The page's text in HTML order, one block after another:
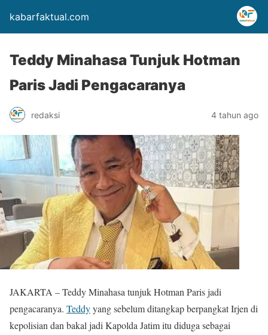
kabarfaktual.com
Teddy Minahasa Tunjuk Hotman
Paris Jadi Pengacaranya
redaksi 4 tahun ago
JAKARTA – Teddy Minahasa tunjuk Hotman Paris jadi
pengacaranya. Teddyyang sebelum ditangkap berpangkat Irjen di
kepolisian dan bakal jadi Kapolda Jatim itu diduga sebagai